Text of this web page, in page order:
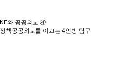
KF와 공공외교 ④
정책공공외교를 이끄는 4인방 탐구